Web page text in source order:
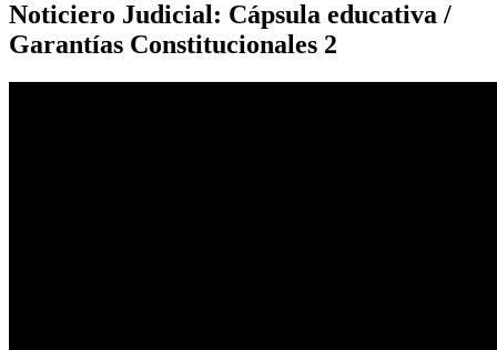
Noticiero Judicial: Cápsula educativa /
Garantías Constitucionales 2